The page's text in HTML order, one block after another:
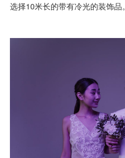
选择10米长的带有冷光的装饰品。